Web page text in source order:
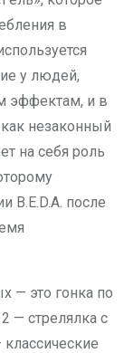
в
у людей,
эффектам, и в
незаконный
на себя роль
B.E.D.A. после
— это гонка по
— стрелялка с